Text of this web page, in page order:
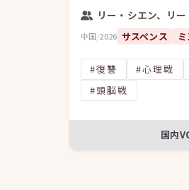
リー・シエン、リ
中国/2026 サスペンス
#復讐 #心理戦
#頭脳戦
国内